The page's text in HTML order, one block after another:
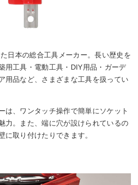
日本の総合工具メーカー。長い歴史を
用工具・電動工具・DIY用品・ガーデ
用品など、さまざまな工具を扱ってい
は、ワンタッチ操作で簡単にソケット
力。また、端に穴が設けられているの
に取り付けたりできます。